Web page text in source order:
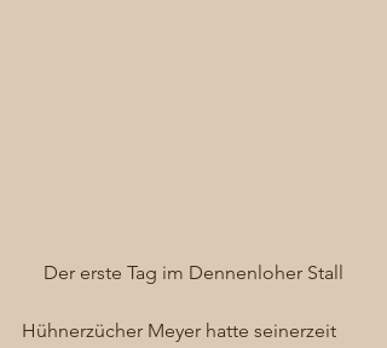
Der erste Tag im Dennenloher Stall
Hühnerzücher Meyer hatte seinerzeit